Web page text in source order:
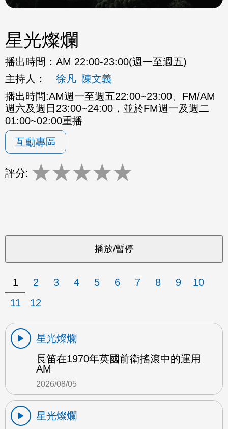
星光燦爛
播出時間： AM 22:00-23:00(週一至週五)
主持人：
徐凡 陳文義
播出時間:AM週一至週五22:00~23:00、FM/AM
週六及週日23:00~24:00，並於FM週一及週二
01:00~02:00重播
互動專區
評分: ★★★★★
1 2 3 4 5 6 7 8 9
10
11
12
星光燦爛
長笛在1970年英國前衛搖滾中的運用
AM
2026/08/05
星光燦爛